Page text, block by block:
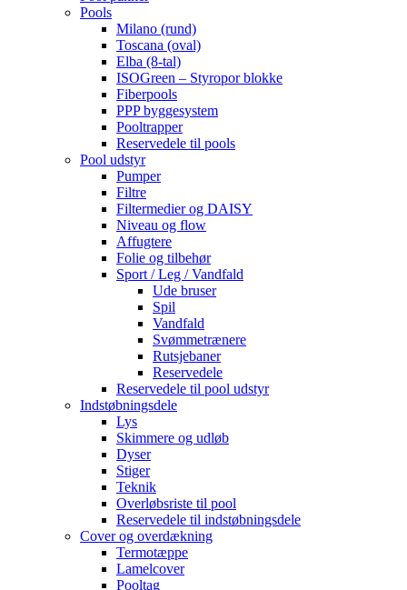
Pools
Milano (rund)
Toscana (oval)
Elba (8-tal)
ISOGreen – Styropor blokke
Fiberpools
PPP byggesystem
Pooltrapper
Reservedele til pools
Pool udstyr
Pumper
Filtre
Filtermedier og DAISY
Niveau og flow
Affugtere
Folie og tilbehør
Sport / Leg / Vandfald
Ude bruser
Spil
Vandfald
Svømmetrænere
Rutsjebaner
Reservedele
Reservedele til pool udstyr
Indstøbningsdele
Lys
Skimmere og udløb
Dyser
Stiger
Teknik
Overløbsriste til pool
Reservedele til indstøbningsdele
Cover og overdækning
Termotæppe
Lamelcover
Pooltag